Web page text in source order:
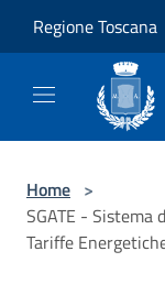
Regione Toscana
Home >
SGATE - Sistema
Tariffe